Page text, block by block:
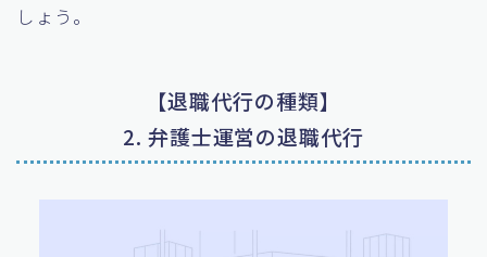
しょう。
【退職代行の種類】
2. 弁護士運営の退職代行